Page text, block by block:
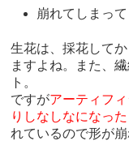
崩れてしまっ
生花は、採花して
ますよね。また、
ト。
ですがアーティフ
りしなしなになっ
れているので形が